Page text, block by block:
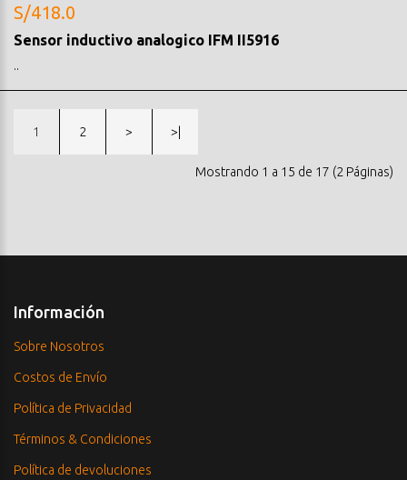
S/418.0
Sensor inductivo analogico IFM II5916
..
1 2 > >|
Mostrando 1 a 15 de 17 (2 Páginas)
Información
Sobre Nosotros
Costos de Envío
Política de Privacidad
Términos & Condiciones
Política de devoluciones